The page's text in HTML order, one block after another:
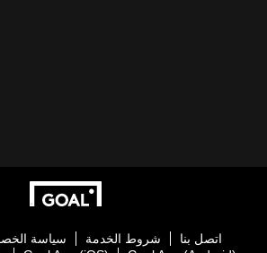
اتصل بنا شروط الخدمة سياسة